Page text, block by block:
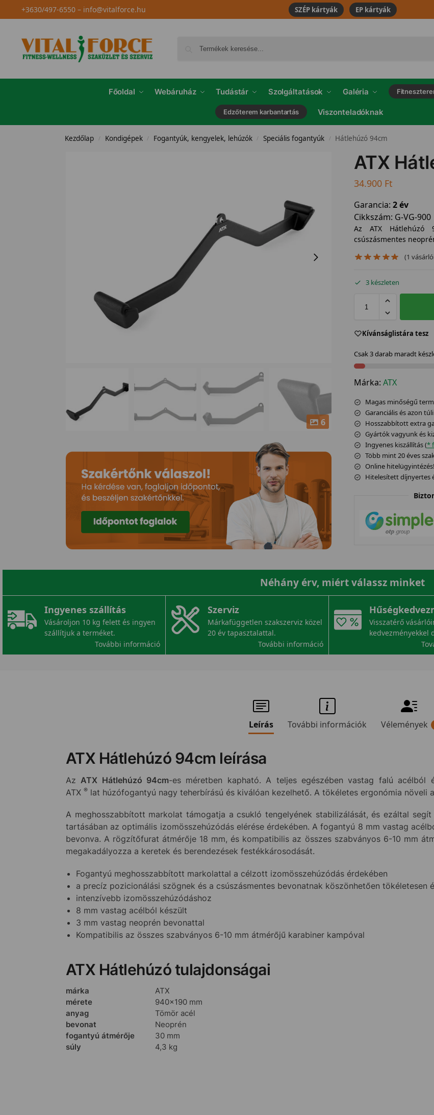
+3630/497-6550– info@vitalforce.hu SZÉP kártyák EP kártyák
Főoldal Webáruház Tudástár Szolgáltatások Galéria
Edzőterem karbantartás Viszonteladóknak
Kezdőlap / Kondigépek / Fogantyúk, kengyelek, lehúzók / Speciális fogantyúk / Hátlehúzó 94cm
6
ATX
34.900 Ft
Garancia: 2 év
Cikkszám: G-VG-900
Az ATX Hátlehúzó
csúszásmentes
(1
3 készleten
Kívánságlistára tesz
Csak 3 darab maradt
Márka: ATX
Magas minőségű
Garanciális és azon
Hosszabbított extra
Gyártók vagyunk és
Ingyenes kiszállítás (*
Több mint 20 éves
Online hitelügyintézés!
Hitelesített díjnyertes
Néhány érv, miért válassz minket
Ingyenes szállítás
Vásároljon 10 kg felett és ingyen
szállítjuk a terméket.
További információ
Szerviz
Márkafüggetlen szakszerviz közel
20 év tapasztalattal.
További információ
Visszatérő
kedvezményekkel
Leírás További információk Vélemények
ATX Hátlehúzó 94cm leírása
Az ATX Hátlehúzó 94cm-es méretben kapható. A teljes egészében vastag falú acélból
ATX ®lat húzófogantyú nagy teherbírású és kiválóan kezelhető. A tökéletes ergonómia növeli
A meghosszabbított markolat támogatja a csukló tengelyének stabilizálását, és ezáltal
tartásában az optimális izomösszehúzódás elérése érdekében. A fogantyú 8 mm vastag
bevonva. A rögzítőfurat átmérője 18 mm, és kompatibilis az összes szabványos 6-10 mm
megakadályozza a keretek és berendezések festékkárosodását.
Fogantyú meghosszabbított markolattal a célzott izomösszehúzódás érdekében
a precíz pozicionálási szögnek és a csúszásmentes bevonatnak köszönhetően tökéletesen
intenzívebb izomösszehúzódáshoz
8 mm vastag acélból készült
3 mm vastag neoprén bevonattal
Kompatibilis az összes szabványos 6-10 mm átmérőjű karabiner kampóval
ATX Hátlehúzó tulajdonságai
márka
ATX
mérete
940×190 mm
anyag
Tömör acél
bevonat
Neoprén
fogantyú átmérője
30 mm
súly
4,3 kg